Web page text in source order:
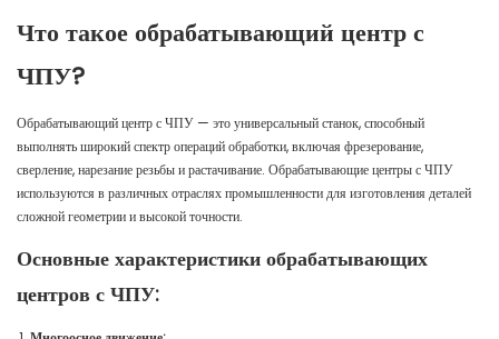
Что такое обрабатывающий центр с
ЧПУ?
Обрабатывающий центр с ЧПУ — это универсальный станок, способный
выполнять широкий спектр операций обработки, включая фрезерование,
сверление, нарезание резьбы и растачивание. Обрабатывающие центры с ЧПУ
используются в различных отраслях промышленности для изготовления деталей
сложной геометрии и высокой точности.
Основные характеристики обрабатывающих
центров с ЧПУ: